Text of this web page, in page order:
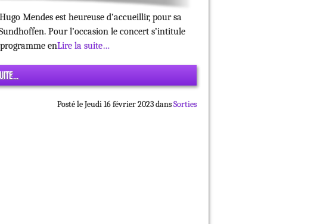
Mendes est heureuse d’accueillir, pour sa
Pour l’occasion le concert s’intitule
enLire la suite…
Posté le Jeudi 16 février 2023 dansSorties